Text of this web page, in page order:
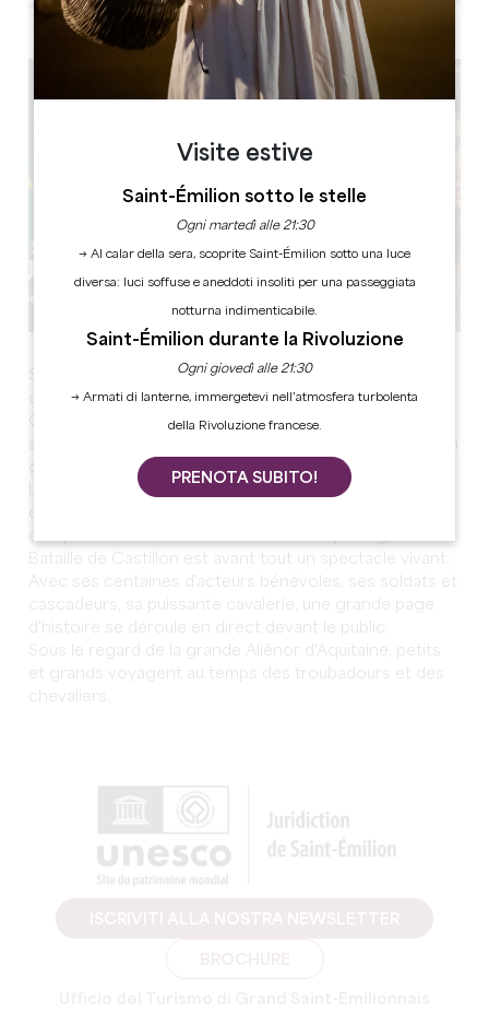
Sur un site grandiose, scénario et musique originale
donnent tout leur sens à la Grande Histoire.
Grâce aux nombreux jeux de lumière, on se retrouve
grand marché ou sur un grand champ de bataille.
Les séquences de projection d'images, sonorisation,
canonnades, pyrotechnie et effets spéciaux
complètent l'immersion au cœur du Moyen Âge. Mais la
Bataille de Castillon est avant tout un spectacle vivant.
Avec ses centaines d'acteurs bénévoles, ses soldats et
cascadeurs, sa puissante cavalerie, une grande page
d'histoire se déroule en direct devant le public.
Sous le regard de la grande Aliénor d'Aquitaine, petits
et grands voyagent au temps des troubadours et des
chevaliers.
Visite estive
Saint-Émilion sotto le stelle
Ogni martedì alle 21:30
→ Al calar della sera, scoprite Saint-Émilion sotto una luce
diversa: luci soffuse e aneddoti insoliti per una passeggiata
notturna indimenticabile.
Saint-Émilion durante la Rivoluzione
Ogni giovedì alle 21:30
→ Armati di lanterne, immergetevi nell’atmosfera turbolenta
della Rivoluzione francese.
PRENOTA SUBITO!